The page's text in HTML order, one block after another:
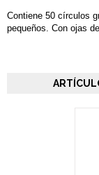
Contiene 50 círculos
pequeños. Con ojas